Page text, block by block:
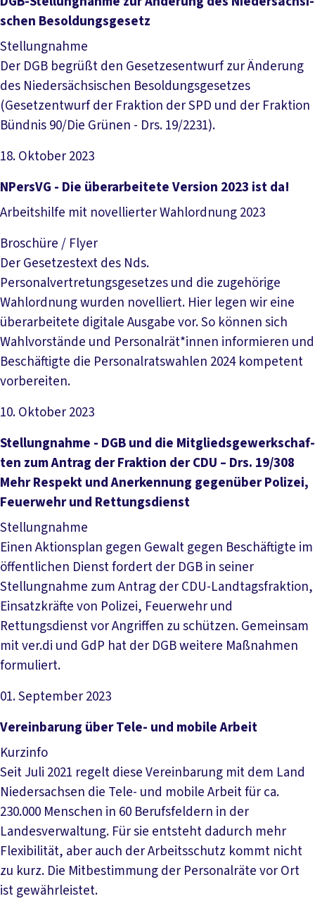
schen Be­sol­dungs­ge­setz
Stellungnahme
Der DGB begrüßt den Gesetzesentwurf zur Änderung
des Niedersächsischen Besoldungsgesetzes
(Gesetzentwurf der Fraktion der SPD und der Fraktion
Bündnis 90/Die Grünen - Drs. 19/2231).
18. Oktober 2023
Datei herunterladen
NPersVG - Die überarbeitete Version 2023 ist da!
Arbeitshilfe mit novellierter Wahlordnung 2023
Broschüre / Flyer
Der Gesetzestext des Nds.
Personalvertretungsgesetzes und die zugehörige
Wahlordnung wurden novelliert. Hier legen wir eine
überarbeitete digitale Ausgabe vor. So können sich
Wahlvorstände und Personalrät*innen informieren und
Beschäftigte die Personalratswahlen 2024 kompetent
vorbereiten.
10. Oktober 2023
Datei herunterladen
Stel­lung­nah­me - DGB und die Mit­glieds­ge­werk­schaf­
ten zum An­trag der Frak­ti­on der CDU – Drs. 19/308
Mehr Re­spekt und An­er­ken­nung ge­gen­über Po­li­zei,
Feu­er­wehr und Ret­tungs­dienst
Stellungnahme
Einen Aktionsplan gegen Gewalt gegen Beschäftigte im
öffentlichen Dienst fordert der DGB in seiner
Stellungnahme zum Antrag der CDU-Landtagsfraktion,
Einsatzkräfte von Polizei, Feuerwehr und
Rettungsdienst vor Angriffen zu schützen. Gemeinsam
mit ver.di und GdP hat der DGB weitere Maßnahmen
formuliert.
01. September 2023
Datei herunterladen
Ver­ein­ba­rung über Te­le- und mo­bi­le Ar­beit
Kurzinfo
Seit Juli 2021 regelt diese Vereinbarung mit dem Land
Niedersachsen die Tele- und mobile Arbeit für ca.
230.000 Menschen in 60 Berufsfeldern in der
Landesverwaltung. Für sie entsteht dadurch mehr
Flexibilität, aber auch der Arbeitsschutz kommt nicht
zu kurz. Die Mitbestimmung der Personalräte vor Ort
ist gewährleistet.